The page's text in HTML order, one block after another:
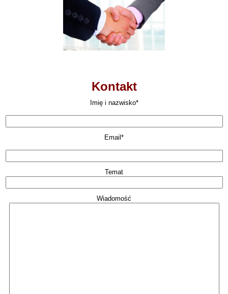
Kontakt
Imię i nazwisko*
Email*
Temat
Wiadomość